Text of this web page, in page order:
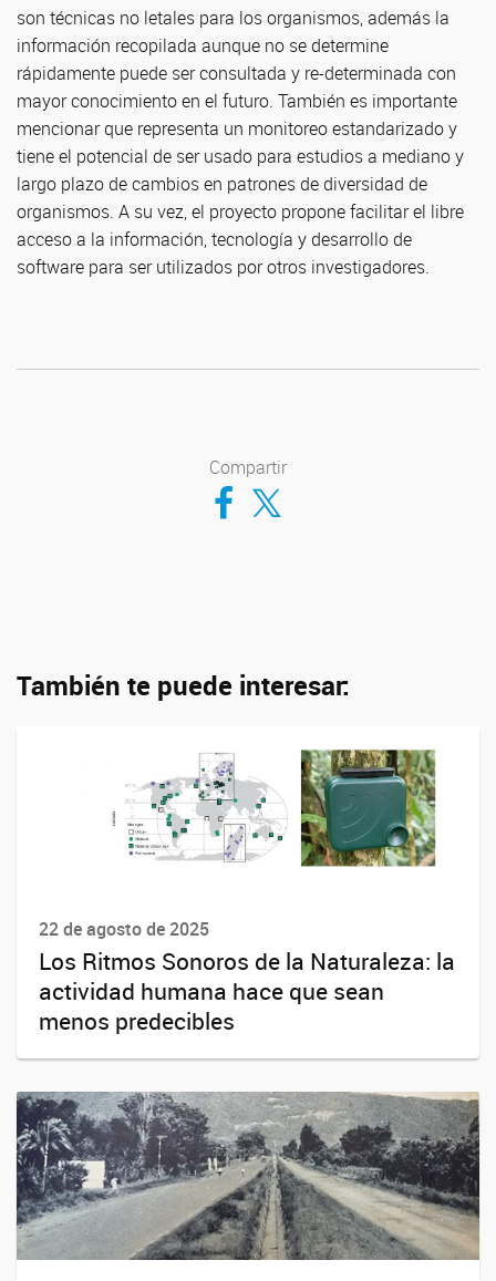
son técnicas no letales para los organismos, además la
información recopilada aunque no se determine
rápidamente puede ser consultada y re-determinada con
mayor conocimiento en el futuro. También es importante
mencionar que representa un monitoreo estandarizado y
tiene el potencial de ser usado para estudios a mediano y
largo plazo de cambios en patrones de diversidad de
organismos. A su vez, el proyecto propone facilitar el libre
acceso a la información, tecnología y desarrollo de
software para ser utilizados por otros investigadores.
Compartir
Compartir en Facebook
Compartir en Twitter
También te puede interesar:
22 de agosto de 2025
Los Ritmos Sonoros de la Naturaleza: la
actividad humana hace que sean
menos predecibles